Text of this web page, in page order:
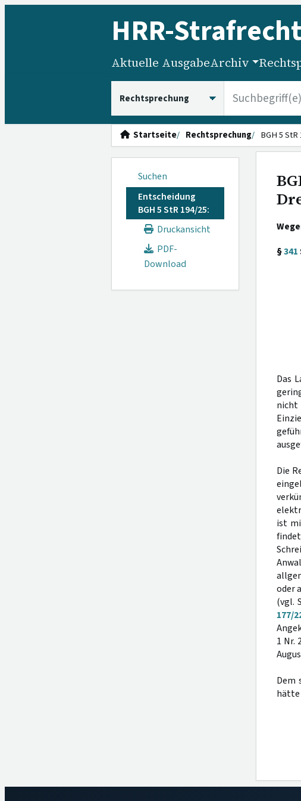
HRR-Strafrecht
Aktuelle AusgabeArchiv
Startseite Rechtsprechung BGH 5
Suchen
Entscheidung
BGH 5 StR 194/25:
Druckansicht
PDF-
Download
§341
Das
Die
ist
oder
(vgl.
177/
1 Nr.
Dem
hätte